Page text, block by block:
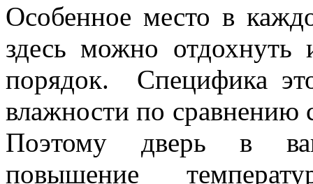
Особенное место в
здесь можно отдохнуть
порядок. Специфика
влажности по сравнению
Поэтому дверь в
повышение